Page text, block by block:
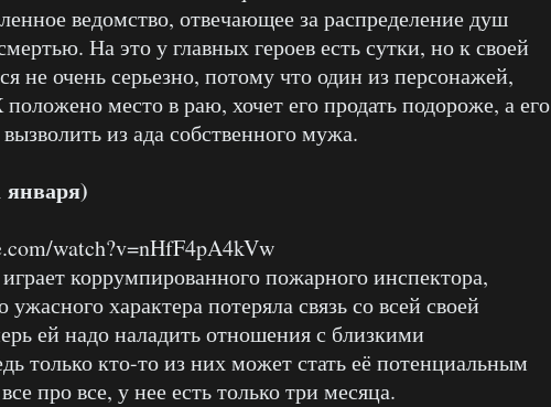
ведомство, отвечающее за распределение душ
На это у главных героев есть сутки, но к своей
не очень серьезно, потому что один из персонажей,
место в раю, хочет его продать подороже, а его
из ада собственного мужа.
января)
watch?v=nHfF4pA4kVw
играет коррумпированного пожарного инспектора,
ужасного характера потеряла связь со всей своей
ей надо наладить отношения с близкими
только кто-то из них может стать её потенциальным
про все, у нее есть только три месяца.